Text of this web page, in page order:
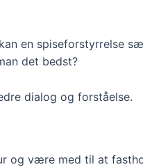
en spiseforstyrrelse
det bedst?
dialog og forståelse.
og være med til at